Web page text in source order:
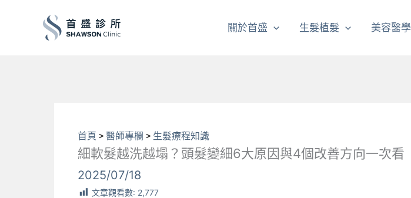
關於首盛 生髮植髮 美容醫學
首頁 > 醫師專欄 > 生髮療程知識
細軟髮越洗越塌？頭髮變細6大原因與4個改善方向一次看
2025/07/18
文章觀看數: 2,777